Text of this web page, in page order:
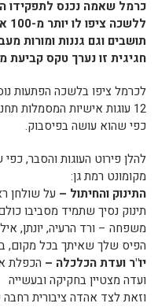
כרמל שאמה נכנס לתפקידו
תושבים וגם גננות ומורות
חגיגית זו נערך טקס קביעת
לכרמל ציפו בלשכה הפתעות
12 עוגות אישיות המסמלות
כפי שהוא עושה בפיסבוק.
להלן פירוט העוגות והסבר,
מקומונט רמת גן:
התינוק והחיתול – על שולחן
תינוק נסיך שתמיד מסביבו
משפחה – ורד הרעיה, יונתן,
הפיס שלך שאיתך בכל מקום,
יו"ר ועדת הכלכלה – הכפלת
ועדה מצטיין בחקיקה ובעשייה
וזאת לצד אהדה ציבורית